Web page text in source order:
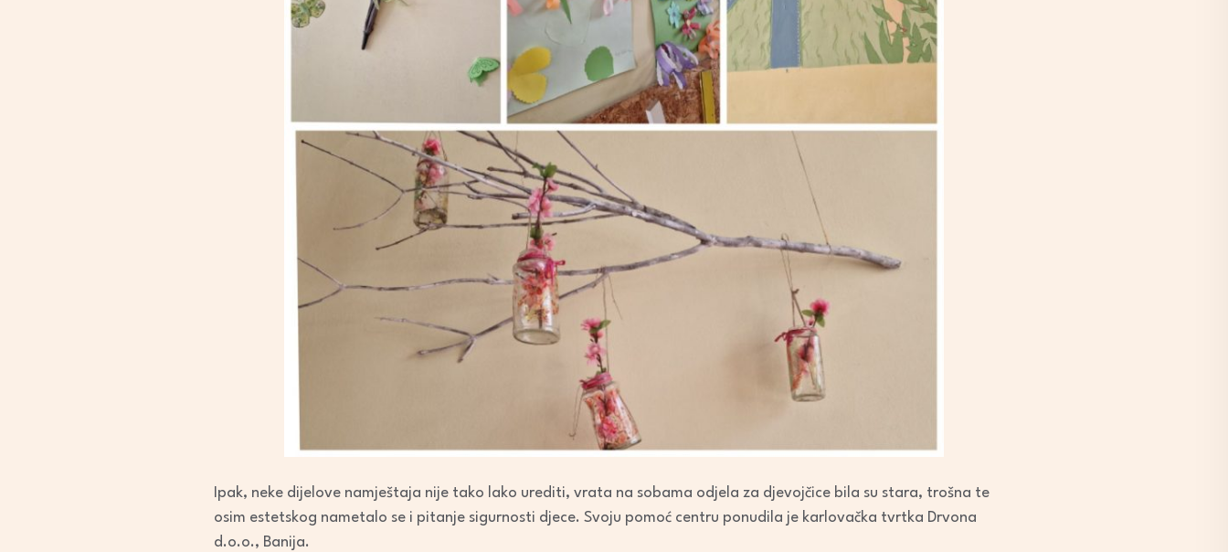
Ipak, neke dijelove namještaja nije tako lako urediti, vrata na sobama odjela za djevojčice bila su stara, trošna te
osim estetskog nametalo se i pitanje sigurnosti djece. Svoju pomoć centru ponudila je karlovačka tvrtka Drvona
d.o.o., Banija.